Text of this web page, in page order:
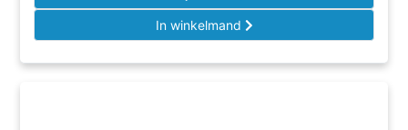
In winkelmand